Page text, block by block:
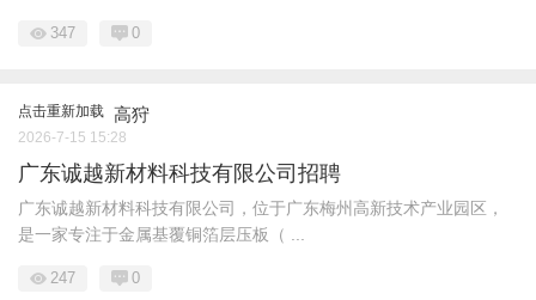
347 0
点击重新加载 高狩
2026-7-15 15:28
广东诚越新材料科技有限公司招聘
广东诚越新材料科技有限公司，位于广东梅州高新技术产业园区，
是一家专注于金属基覆铜箔层压板（ ...
247 0